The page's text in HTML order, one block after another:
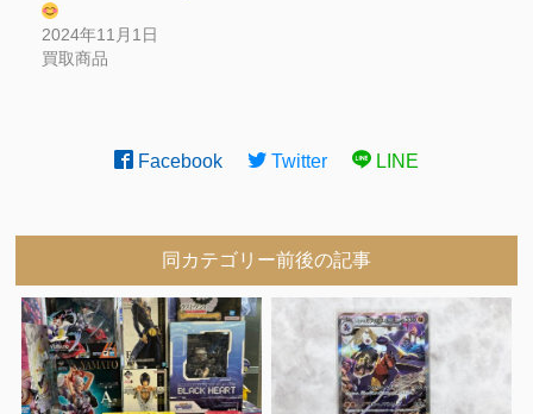
2024年11月1日
買取商品
Facebook Twitter LINE
同カテゴリー前後の記事